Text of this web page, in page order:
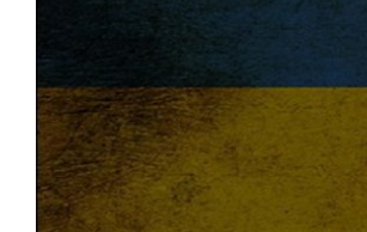
НОВИНИ ЗАХІДНОЇ
ФОТО